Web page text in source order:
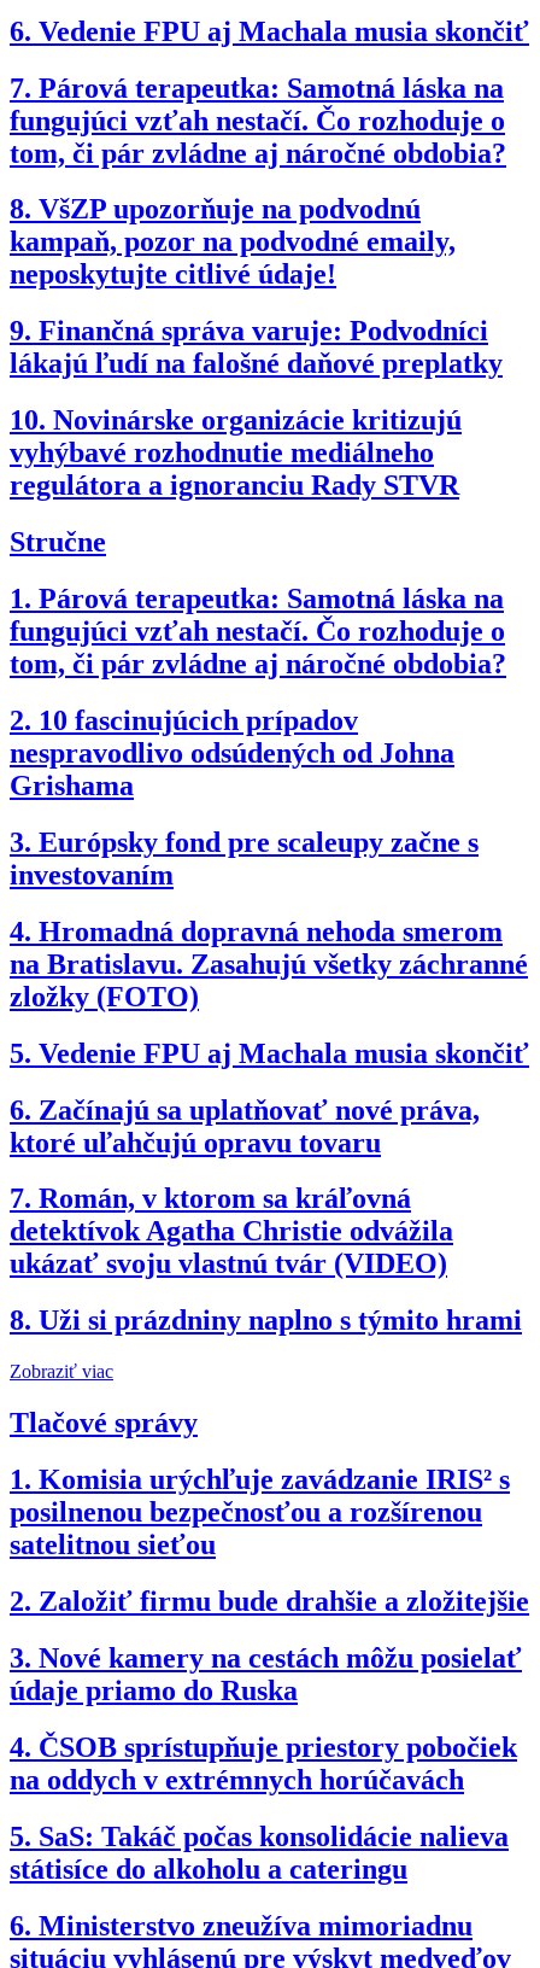
6. Vedenie FPU aj Machala musia skončiť
7. Párová terapeutka: Samotná láska na
fungujúci vzťah nestačí. Čo rozhoduje o
tom, či pár zvládne aj náročné obdobia?
8. VšZP upozorňuje na podvodnú
kampaň, pozor na podvodné emaily,
neposkytujte citlivé údaje!
9. Finančná správa varuje: Podvodníci
lákajú ľudí na falošné daňové preplatky
10. Novinárske organizácie kritizujú
vyhýbavé rozhodnutie mediálneho
regulátora a ignoranciu Rady STVR
Stručne
1. Párová terapeutka: Samotná láska na
fungujúci vzťah nestačí. Čo rozhoduje o
tom, či pár zvládne aj náročné obdobia?
2. 10 fascinujúcich prípadov
nespravodlivo odsúdených od Johna
Grishama
3. Európsky fond pre scaleupy začne s
investovaním
4. Hromadná dopravná nehoda smerom
na Bratislavu. Zasahujú všetky záchranné
zložky (FOTO)
5. Vedenie FPU aj Machala musia skončiť
6. Začínajú sa uplatňovať nové práva,
ktoré uľahčujú opravu tovaru
7. Román, v ktorom sa kráľovná
detektívok Agatha Christie odvážila
ukázať svoju vlastnú tvár (VIDEO)
8. Uži si prázdniny naplno s týmito hrami
Zobraziť viac
Tlačové správy
1. Komisia urýchľuje zavádzanie IRIS² s
posilnenou bezpečnosťou a rozšírenou
satelitnou sieťou
2. Založiť firmu bude drahšie a zložitejšie
3. Nové kamery na cestách môžu posielať
údaje priamo do Ruska
4. ČSOB sprístupňuje priestory pobočiek
na oddych v extrémnych horúčavách
5. SaS: Takáč počas konsolidácie nalieva
státisíce do alkoholu a cateringu
6. Ministerstvo zneužíva mimoriadnu
situáciu vyhlásenú pre výskyt medveďov